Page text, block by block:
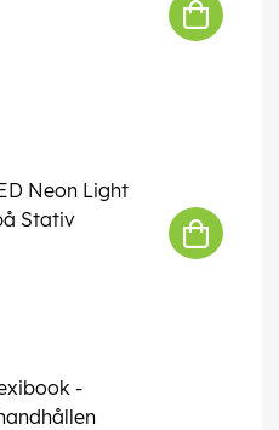
Neon Light
Stativ
-